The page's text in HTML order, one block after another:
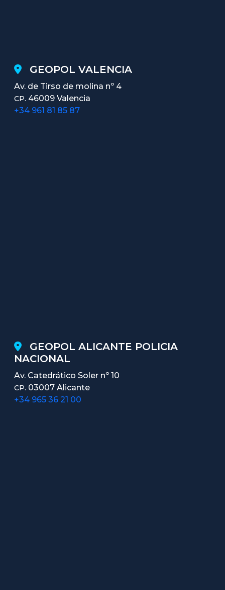
GEOPOL VALENCIA
Av. de Tirso de molina nº 4
CP. 46009 Valencia
+34 961 81 85 87
GEOPOL ALICANTE POLICIA
NACIONAL
Av. Catedrático Soler nº 10
CP. 03007 Alicante
+34 965 36 21 00